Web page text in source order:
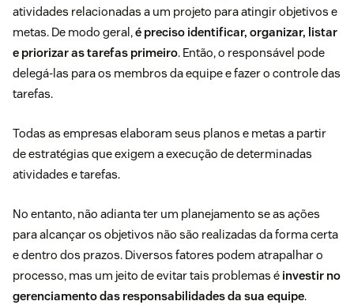
atividades relacionadas a um projeto para atingir objetivos e
metas. De modo geral,é preciso identificar, organizar, listar
e priorizar as tarefas primeiro. Então, o responsável pode
delegá-las para os membros da equipe e fazer o controle das
tarefas.
Todas as empresas elaboram seus planos e metas a partir
de estratégias que exigem a execução de determinadas
atividades e tarefas.
No entanto, não adianta ter um planejamento se as ações
para alcançar os objetivos não são realizadas da forma certa
e dentro dos prazos. Diversos fatores podem atrapalhar o
processo, mas um jeito de evitar tais problemas é investir no
gerenciamento das responsabilidades da sua equipe.